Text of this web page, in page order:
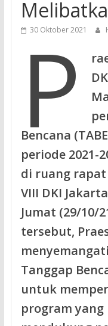
30 Oktober 2021
P
Bencana
periode 2021-
di ruang
VIII DKI
Jumat (29/10/
tersebut,
Tanggap
untuk
program